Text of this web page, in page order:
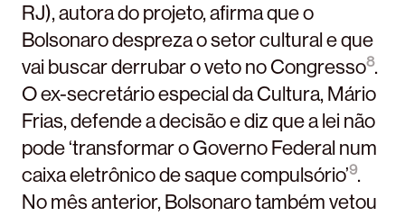
RJ), autora do projeto, afirma que o
Bolsonaro despreza o setor cultural e que
vai buscar derrubar o veto no Congresso8.
O ex-secretário especial da Cultura, Mário
Frias, defende a decisão e diz que a lei não
pode ‘transformar o Governo Federal num
caixa eletrônico de saque compulsório’9.
No mês anterior, Bolsonaro também vetou